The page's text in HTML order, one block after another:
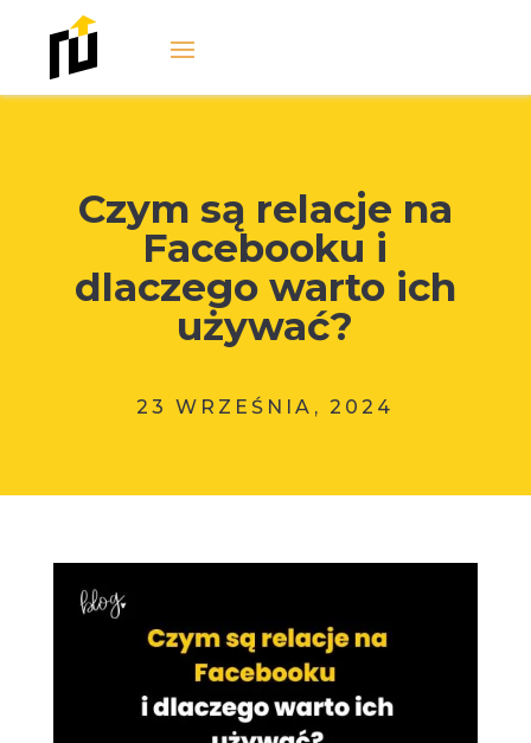
Czym są relacje na
Facebooku i
dlaczego warto ich
używać?
23 WRZEŚNIA, 2024